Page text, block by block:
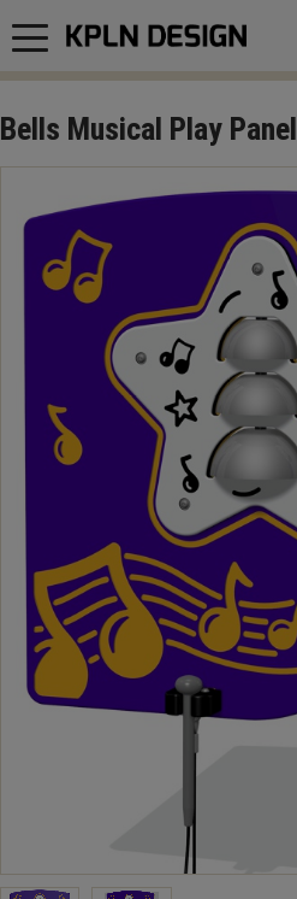
Meny
Bells Musical Play Panel